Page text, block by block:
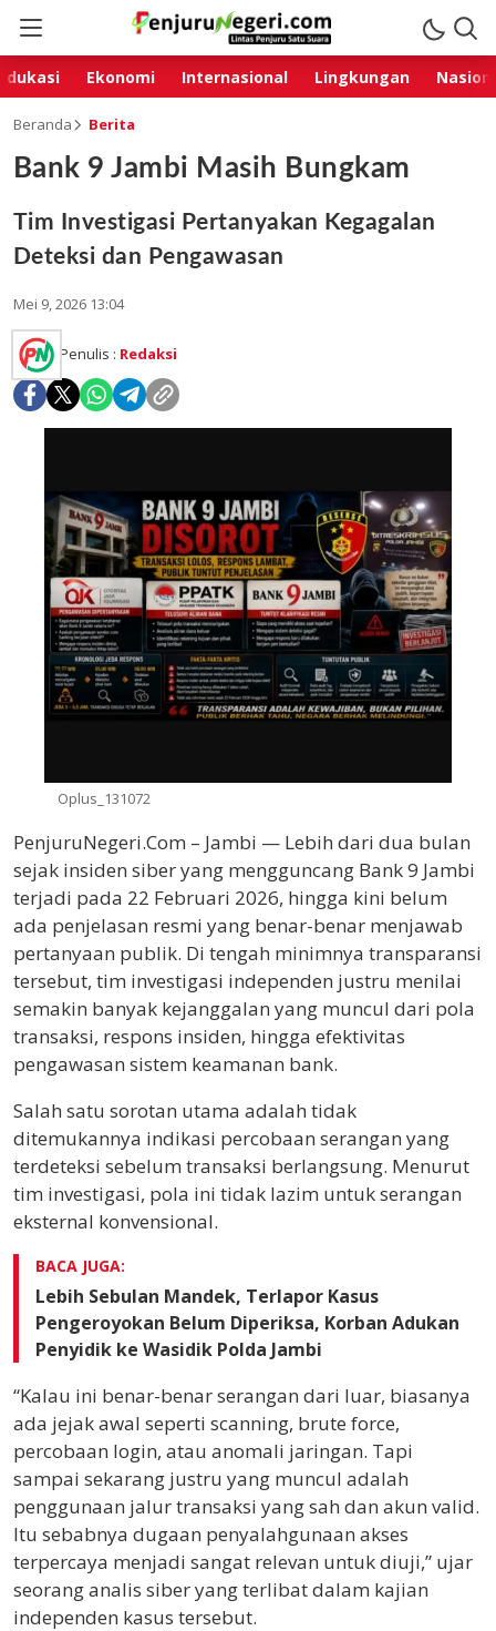
Ekonomi Internasional Lingkungan
Beranda Berita
Bank 9 Jambi Masih Bungkam
Tim Investigasi Pertanyakan Kegagalan
Deteksi dan Pengawasan
Mei 9, 2026 13:04
Penulis : Redaksi
Oplus_131072
PenjuruNegeri.Com – Jambi — Lebih dari dua bulan
sejak insiden siber yang mengguncang Bank 9 Jambi
terjadi pada 22 Februari 2026, hingga kini belum
ada penjelasan resmi yang benar-benar menjawab
pertanyaan publik. Di tengah minimnya transparansi
tersebut, tim investigasi independen justru menilai
semakin banyak kejanggalan yang muncul dari pola
transaksi, respons insiden, hingga efektivitas
pengawasan sistem keamanan bank.
Salah satu sorotan utama adalah tidak
ditemukannya indikasi percobaan serangan yang
terdeteksi sebelum transaksi berlangsung. Menurut
tim investigasi, pola ini tidak lazim untuk serangan
eksternal konvensional.
BACA JUGA:
Lebih Sebulan Mandek, Terlapor Kasus
Pengeroyokan Belum Diperiksa, Korban Adukan
Penyidik ke Wasidik Polda Jambi
“Kalau ini benar-benar serangan dari luar, biasanya
ada jejak awal seperti scanning, brute force,
percobaan login, atau anomali jaringan. Tapi
sampai sekarang justru yang muncul adalah
penggunaan jalur transaksi yang sah dan akun valid.
Itu sebabnya dugaan penyalahgunaan akses
terpercaya menjadi sangat relevan untuk diuji,” ujar
seorang analis siber yang terlibat dalam kajian
independen kasus tersebut.